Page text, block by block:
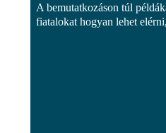
A bemutatkozáson túl
fiatalokat hogyan lehet